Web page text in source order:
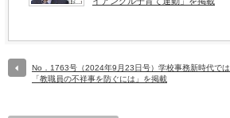
No．1763号（2024年9月23日号）学校事務新時代では
「教職員の不祥事を防ぐには」を掲載